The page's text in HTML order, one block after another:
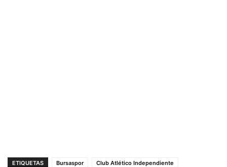
ETIQUETAS Bursaspor
Club Atlético Independiente